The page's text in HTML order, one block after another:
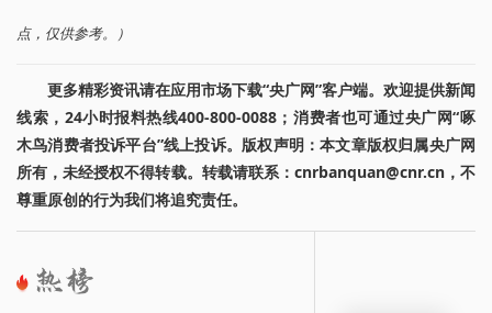
点，仅供参考。）
更多精彩资讯请在应用市场下载“央广网”客户端。欢迎提供新闻
线索，24小时报料热线400-800-0088；消费者也可通过央广网“啄
木鸟消费者投诉平台”线上投诉。版权声明：本文章版权归属央广网
所有，未经授权不得转载。转载请联系：cnrbanquan@cnr.cn，不
尊重原创的行为我们将追究责任。